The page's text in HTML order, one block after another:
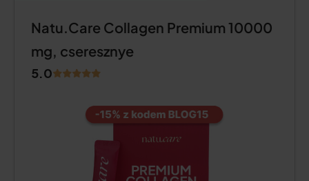
Natu.Care Collagen Premium 10000
mg, cseresznye
5.0